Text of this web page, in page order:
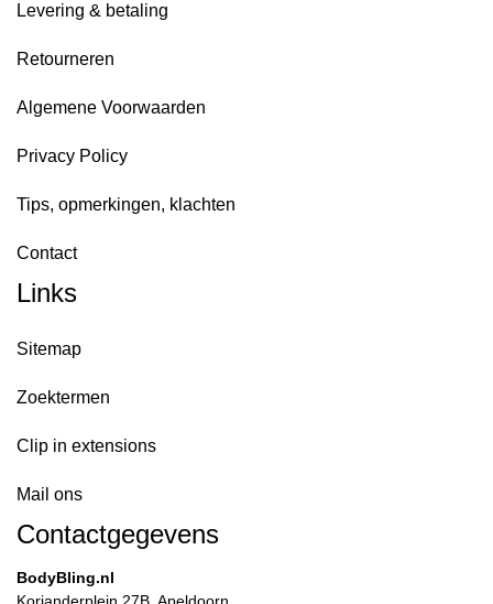
Levering & betaling
Retourneren
Algemene Voorwaarden
Privacy Policy
Tips, opmerkingen, klachten
Contact
Links
Sitemap
Zoektermen
Clip in extensions
Mail ons
Contactgegevens
BodyBling.nl